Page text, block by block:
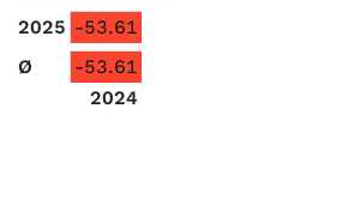
2025 -53.61
Ø
-53.61
2024